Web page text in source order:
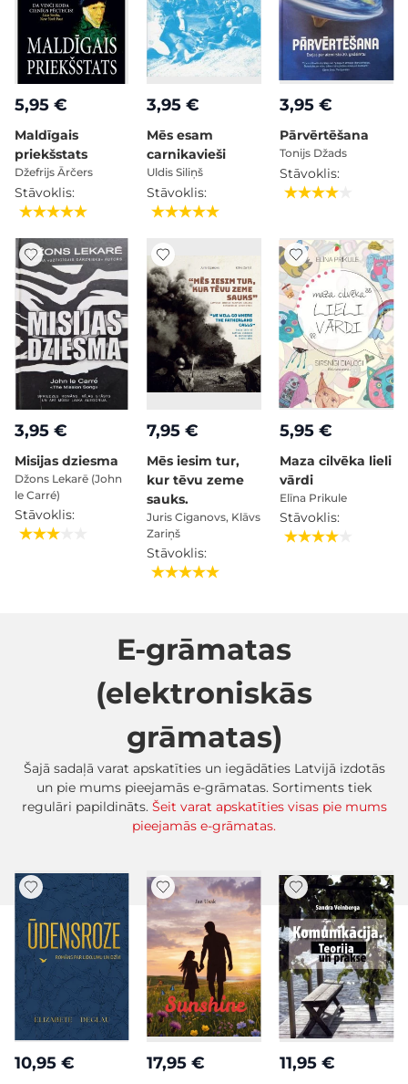
5,95 €
Maldīgais
priekšstats
Džefrijs Ārčers
Stāvoklis:
3,95 €
Mēs esam
carnikavieši
Uldis Siliņš
Stāvoklis:
3,95 €
Pārvērtēšana
Tonijs Džads
Stāvoklis:
3,95 €
Misijas dziesma
Džons Lekarē (John
le Carré)
Stāvoklis:
7,95 €
Mēs iesim tur,
kur tēvu zeme
sauks.
Juris Ciganovs, Klāvs
Zariņš
Stāvoklis:
5,95 €
Maza cilvēka lieli
vārdi
Elīna Prikule
Stāvoklis:
E-grāmatas
(elektroniskās
grāmatas)
Šajā sadaļā varat apskatīties un iegādāties Latvijā izdotās
un pie mums pieejamās e-grāmatas. Sortiments tiek
regulāri papildināts. Šeit varat apskatīties visas pie mums
pieejamās e-grāmatas.
10,95 € 17,95 € 11,95 €